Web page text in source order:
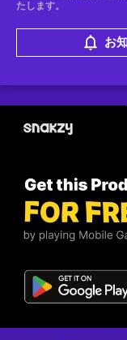
たします。
お